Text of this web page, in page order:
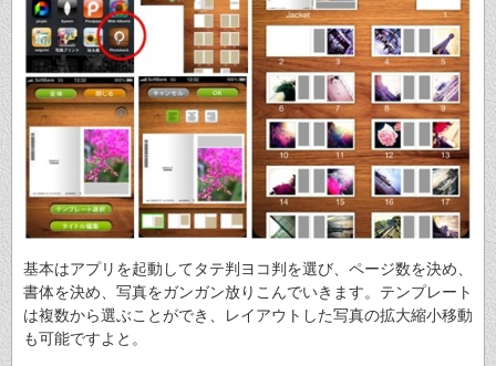
基本はアプリを起動してタテ判ヨコ判を選び、ページ数を決め、
書体を決め、写真をガンガン放りこんでいきます。テンプレート
は複数から選ぶことができ、レイアウトした写真の拡大縮小移動
も可能ですよと。